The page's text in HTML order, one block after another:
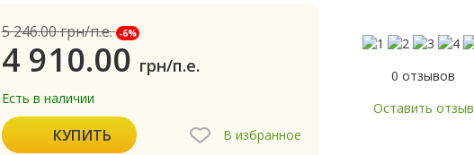
5 246.00грн/п.е. -6%
4 910.00 грн/п.е.
Есть в наличии
КУПИТЬ В избранное
0 отзывов
Оставить отзыв